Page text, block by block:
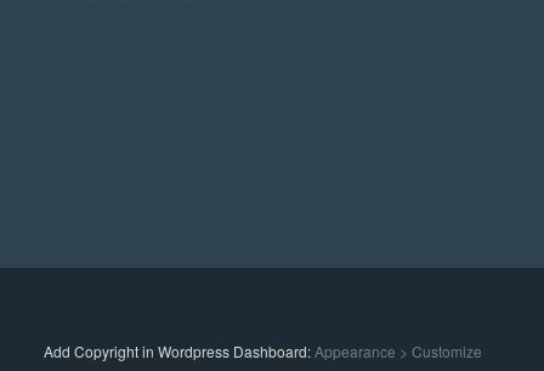
Add Copyright in Wordpress Dashboard:Appearance > Customize